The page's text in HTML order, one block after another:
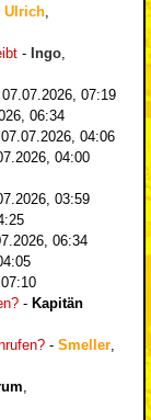
Ulrich
- Ingo
07.07.2026, 07:19
06:34
07.07.2026, 04:06
04:00
03:59
06:34
- Kapitän
- Smeller